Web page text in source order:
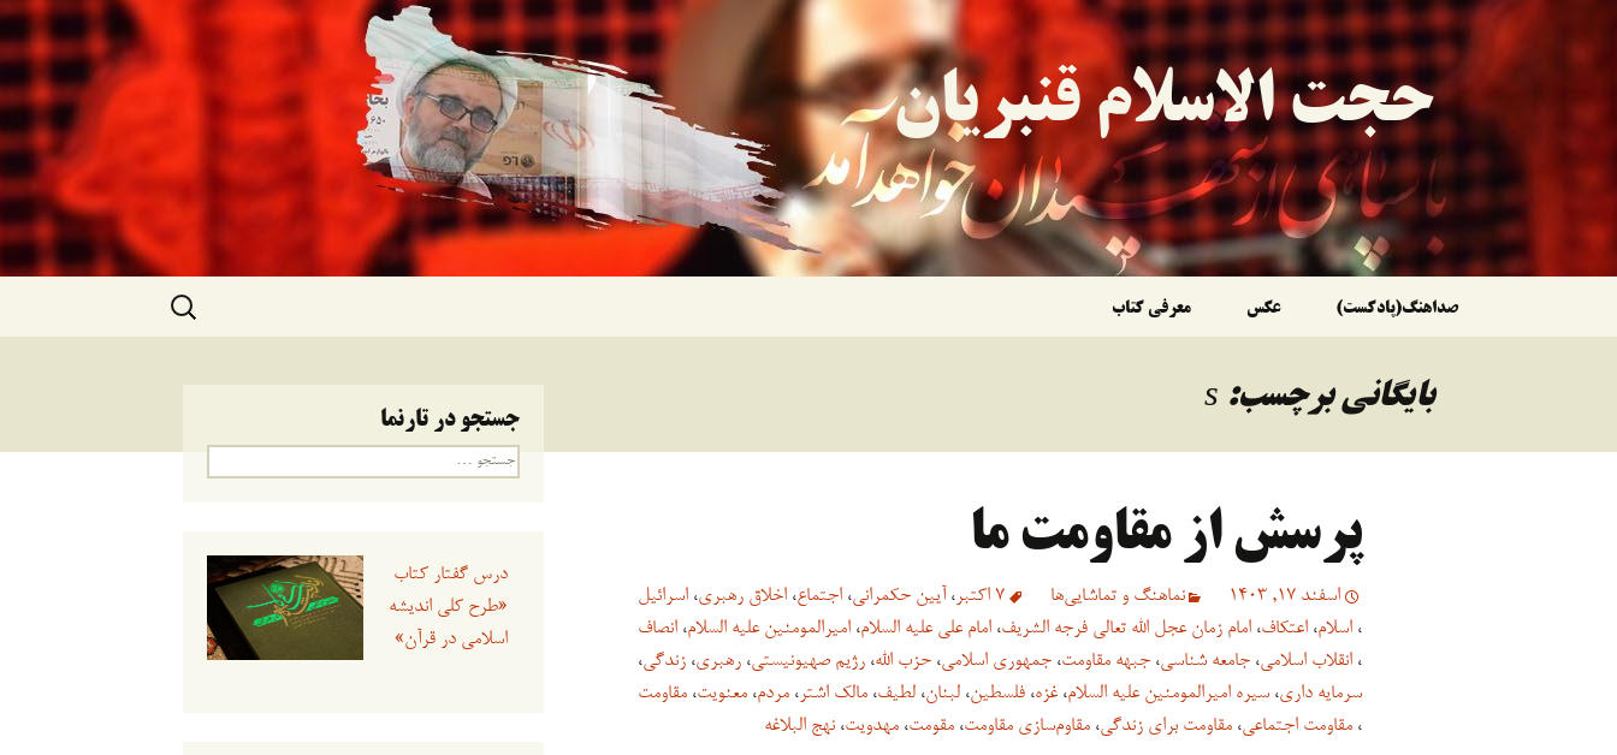
حجت الاسلام قنبریان
رفتن
نوشته‌ها
صداهنگ(پادکست) عکس معرفی کتاب
جستجو
برای:
بایگانی برچسب: s
پرسش از مقاومت ما
اسفند 17, 1403 نماهنگ و تماشایی‌ها 7 اکتبر ، آیین حکمرانی، اجتماع، اخلاق رهبری، اسرائیل
، اسلام، اعتکاف، امام زمان عجل الله تعالی فرجه الشریف، امام علی علیه السلام، امیرالمومنین علیه السلام، انصاف
، انقلاب اسلامی، جامعه شناسی، جبهه مقاومت، جمهوری اسلامی، حزب الله، رژیم صهیونیستی، رهبری، زندگی،
سرمایه داری، سیره امیرالمومنین علیه السلام، غزه، فلسطین، لبنان، لطیف، مالک اشتر ، مردم، معنویت، مقاومت
، مقاومت اجتماعی، مقاومت برای زندگی، مقاوم‌سازی مقاومت، مقومت، مهدویت، نهج البلاغه
جستجو در تارنما
جستجو
درس گفتار کتاب
«طرح کلی اندیشه
اسلامی در قرآن»